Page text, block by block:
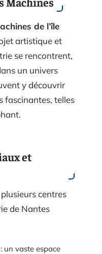
de l’île
artistique et
se rencontrent,
un univers
y découvrir
fascinantes, telles
et
centres
de Nantes
un vaste espace